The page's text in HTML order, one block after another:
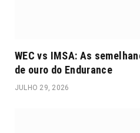
WEC vs IMSA: As
de ouro do Endurance
JULHO 29, 2026